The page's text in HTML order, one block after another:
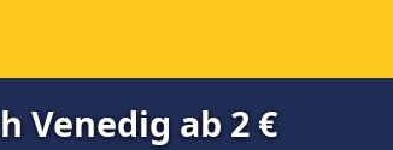
Venedig ab 2 €